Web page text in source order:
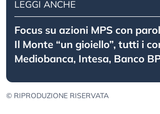
LEGGI ANCHE
Focus su azioni MPS con
Il Monte “un gioiello”, tutti i
Mediobanca, Intesa, Banco
© RIPRODUZIONE RISERVATA